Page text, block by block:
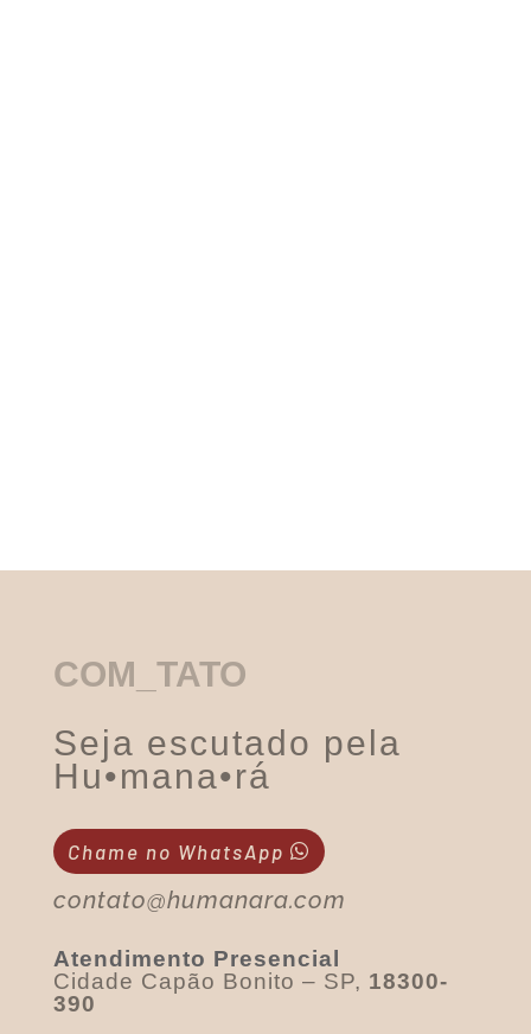
COM_TATO
Seja escutado pela
Hu•mana•rá
Chame no WhatsApp
contato@humanara.com
Atendimento Presencial
Cidade Capão Bonito – SP, 18300-
390